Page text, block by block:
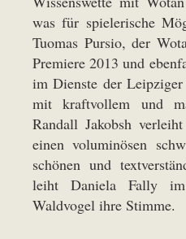
was für spielerische
Tuomas Pursio, der
Premiere 2013 und
im Dienste der
mit kraftvollem und
Randall Jakobsh
einen voluminösen
schönen und
leiht Daniela Fally im
Waldvogel ihre Stimme.